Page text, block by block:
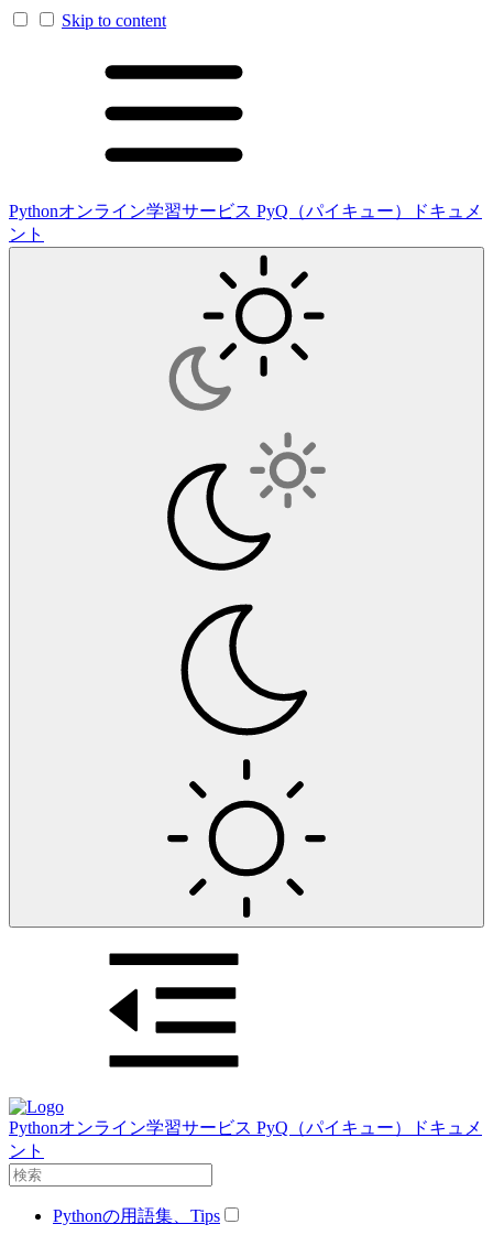
Skip to content
Pythonオンライン学習サービス PyQ（パイキュー）ドキュメ
ント
Pythonオンライン学習サービス PyQ（パイキュー）ドキュメ
ント
Pythonの用語集、Tips